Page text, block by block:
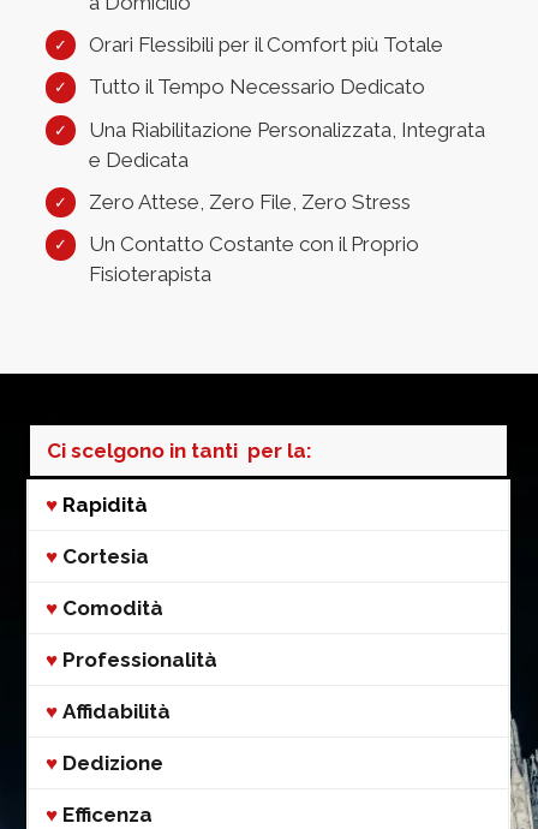
Orari Flessibili per il Comfort più Totale
Tutto il Tempo Necessario Dedicato
Una Riabilitazione Personalizzata, Integrata
e Dedicata
Zero Attese, Zero File, Zero Stress
Un Contatto Costante con il Proprio
Fisioterapista
Ci scelgono in tanti per la:
♥ Rapidità
♥ Cortesia
♥ Comodità
♥ Professionalità
♥Affidabilità
♥ Dedizione
♥ Efficenza